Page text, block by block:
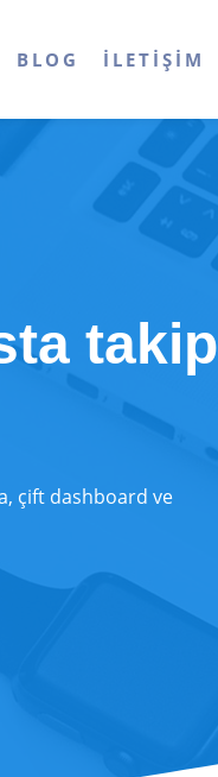
BLOG İLETIŞIM
takip
çift dashboard ve